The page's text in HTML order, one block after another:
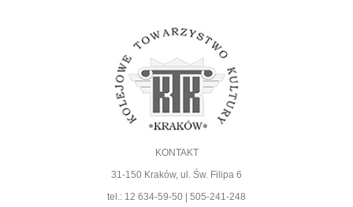
KONTAKT
31-150 Kraków, ul. Św. Filipa 6
tel.: 12 634-59-50 | 505-241-248